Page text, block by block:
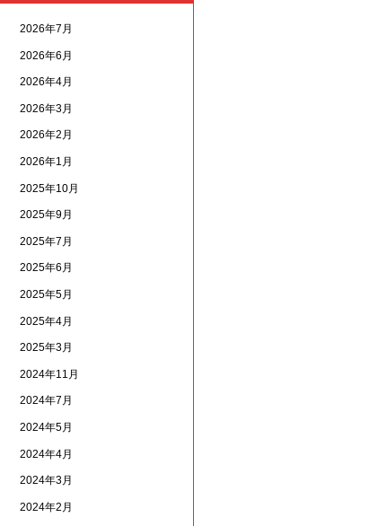
2026年7月
2026年6月
2026年4月
2026年3月
2026年2月
2026年1月
2025年10月
2025年9月
2025年7月
2025年6月
2025年5月
2025年4月
2025年3月
2024年11月
2024年7月
2024年5月
2024年4月
2024年3月
2024年2月